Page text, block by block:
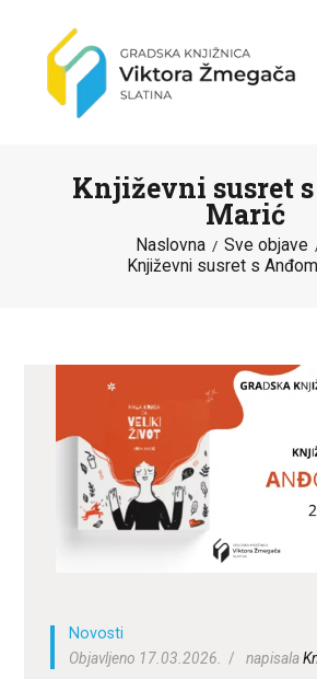
Književni susret
Marić
Naslovna Sve objave
Književni susret s
NASLOVNA
PROGRAMI I
KATALOG
O KNJIŽNICI
ZA KORISNIKE
KONTAKT
Novosti
Objavljeno 17.03.2026.
napisala